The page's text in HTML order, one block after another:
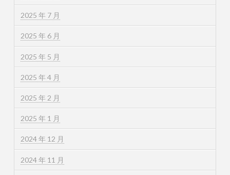
2025 年 7 月
2025 年 6 月
2025 年 5 月
2025 年 4 月
2025 年 2 月
2025 年 1 月
2024 年 12 月
2024 年 11 月